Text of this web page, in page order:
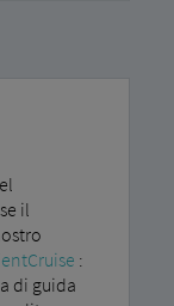
il
:
di guida